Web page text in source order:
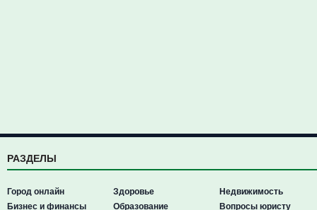
РАЗДЕЛЫ
Город онлайн
Бизнес и финансы
Здоровье
Образование
Недвижимость
Вопросы юристу